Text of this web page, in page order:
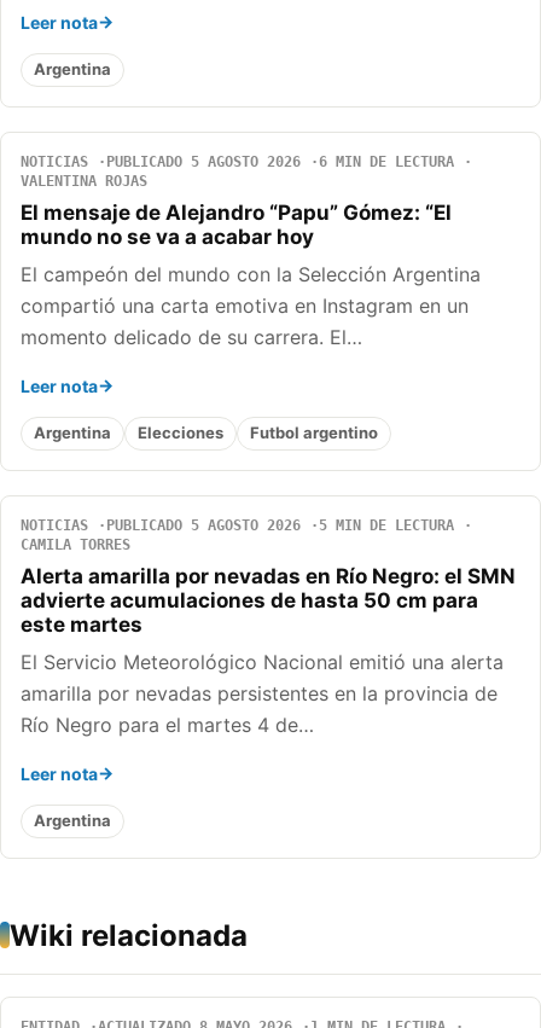
Leer nota
Argentina
NOTICIAS PUBLICADO 5 AGOSTO 2026
6 MIN DE LECTURA
VALENTINA ROJAS
El mensaje de Alejandro “Papu” Gómez: “El
mundo no se va a acabar hoy
El campeón del mundo con la Selección Argentina
compartió una carta emotiva en Instagram en un
momento delicado de su carrera. El…
Leer nota
Argentina Elecciones Futbol argentino
NOTICIAS PUBLICADO 5 AGOSTO 2026
5 MIN DE LECTURA
CAMILA TORRES
Alerta amarilla por nevadas en Río Negro: el SMN
advierte acumulaciones de hasta 50 cm para
este martes
El Servicio Meteorológico Nacional emitió una alerta
amarilla por nevadas persistentes en la provincia de
Río Negro para el martes 4 de…
Leer nota
Argentina
Wiki relacionada